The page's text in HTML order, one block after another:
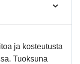
ja kosteutusta
Tuoksuna